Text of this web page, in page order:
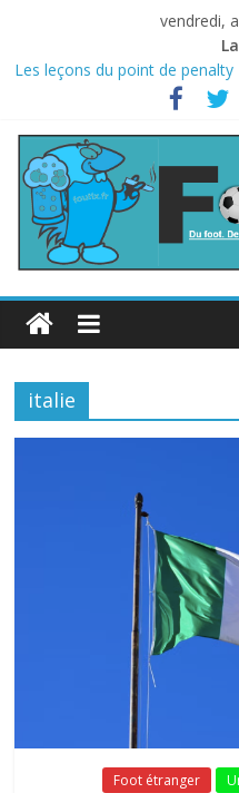
vendredi,
Les leçons du point de penalty
Le football italien retombe
La FIFA veut vendre une part
privés, la planète football
Les curiosités de la Coupe du
L’Inde et la Chine, trop
italie
Foot étranger